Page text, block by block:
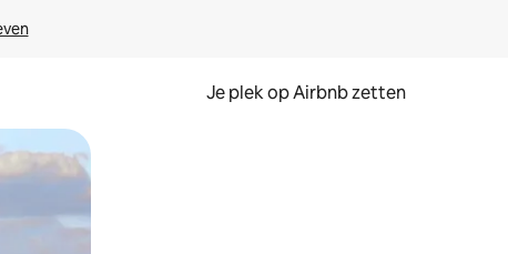
Je plek op Airbnb zetten